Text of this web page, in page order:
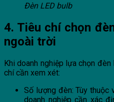
Đèn LED bulb
4. Tiêu chí chọn
ngoài trời
Khi doanh nghiệp lựa chọn
chí cần xem xét:
Số lượng đèn: Tùy thuộc
doanh nghiệp cần xác